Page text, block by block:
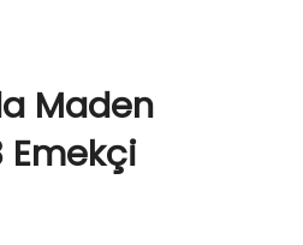
Maden
Emekçi